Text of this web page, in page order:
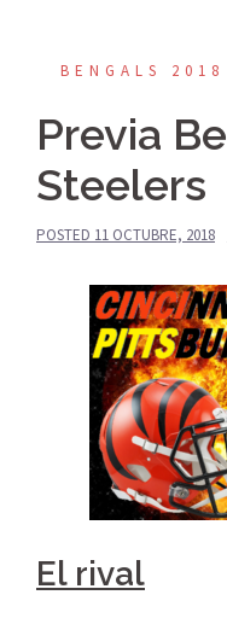
BENGALS 2018
Previa
Steelers
POSTED 11 OCTUBRE, 2018
El rival